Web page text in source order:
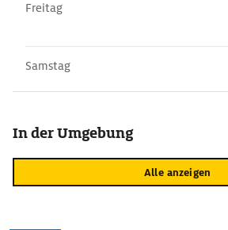
Freitag
Samstag
In der Umgebung
Alle anzeigen